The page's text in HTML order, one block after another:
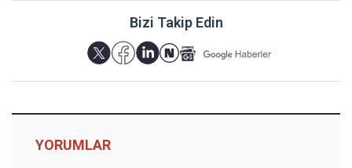
Bizi Takip Edin
YORUMLAR